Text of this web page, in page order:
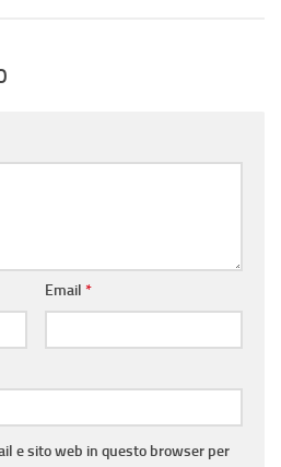
Email *
e sito web in questo browser per